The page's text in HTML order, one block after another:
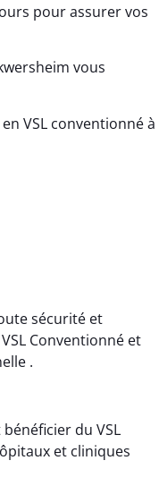
pour assurer vos
vous
VSL conventionné à
sécurité et
Conventionné et
.
du VSL
et cliniques